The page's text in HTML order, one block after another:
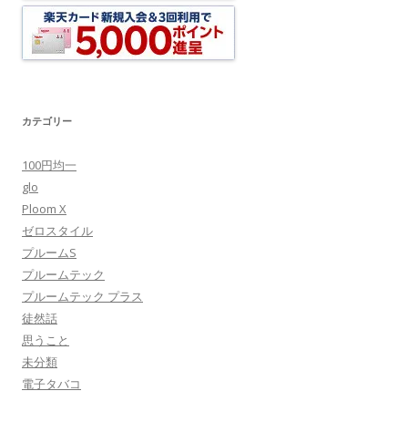
カテゴリー
100円均一
glo
Ploom X
ゼロスタイル
プルームS
プルームテック
プルームテック プラス
徒然話
思うこと
未分類
電子タバコ